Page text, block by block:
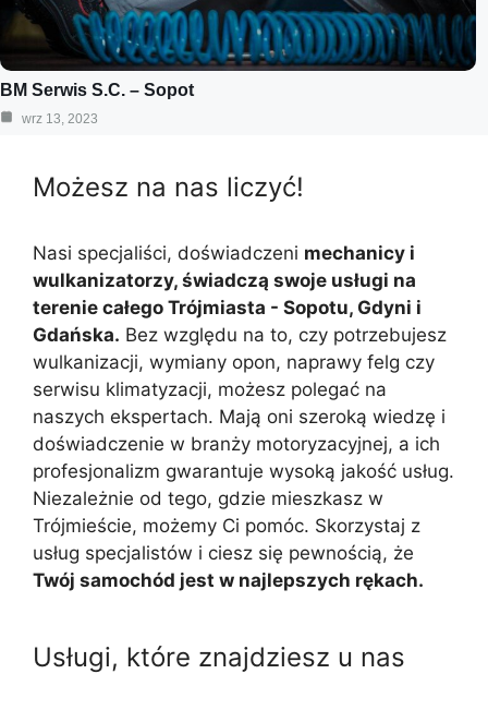
BM Serwis S.C. – Sopot
wrz 13, 2023
Możesz na nas liczyć!
Nasi specjaliści, doświadczeni mechanicy i
wulkanizatorzy, świadczą swoje usługi na
terenie całego Trójmiasta - Sopotu, Gdyni i
Gdańska. Bez względu na to, czy potrzebujesz
wulkanizacji, wymiany opon, naprawy felg czy
serwisu klimatyzacji, możesz polegać na
naszych ekspertach. Mają oni szeroką wiedzę i
doświadczenie w branży motoryzacyjnej, a ich
profesjonalizm gwarantuje wysoką jakość usług.
Niezależnie od tego, gdzie mieszkasz w
Trójmieście, możemy Ci pomóc. Skorzystaj z
usług specjalistów i ciesz się pewnością, że
Twój samochód jest w najlepszych rękach.
Usługi, które znajdziesz u nas